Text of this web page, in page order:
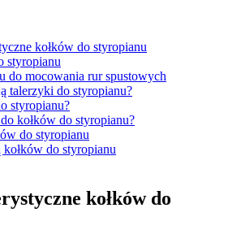
kołków do styropianu
styropianu
do mocowania rur spustowych
talerzyki do styropianu?
styropianu?
kołków do styropianu?
do styropianu
do styropianu
kołków do